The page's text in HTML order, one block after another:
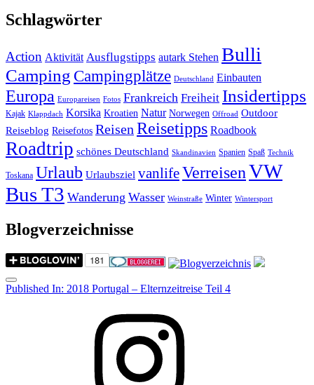
Schlagwörter
Action Aktivität Ausflugstipps autark Stehen Bulli
Camping Campingplätze Deutschland Einbauten
Europa Europareisen Fotos Frankreich Freiheit Insidertipps
Kajak Klappdach Korsika Kroatien Natur Norwegen Offroad Outdoor
Reiseblog Reisefotos ReisenReisetipps Roadbook
Roadtrip schönes Deutschland Skandinavien Spanien Spaß Technik
Toskana Urlaub Urlaubsziel vanlifeVerreisenVW
Bus T3 Wanderung Wasser Weinstraße Winter Wintersport
Blogverzeichnisse
Menu
Post
Published In: 2018 Portugal – Elternzeitreise Teil 4